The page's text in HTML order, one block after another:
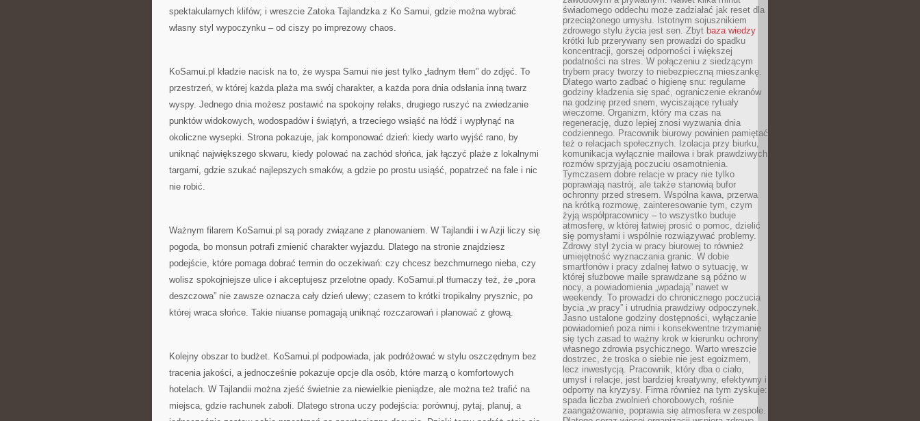
spektakularnych klifów; i wreszcie Zatoka Tajlandzka z Ko Samui, gdzie można wybrać
własny styl wypoczynku – od ciszy po imprezowy chaos.
KoSamui.pl kładzie nacisk na to, że wyspa Samui nie jest tylko „ładnym tłem” do zdjęć. To
przestrzeń, w której każda plaża ma swój charakter, a każda pora dnia odsłania inną twarz
wyspy. Jednego dnia możesz postawić na spokojny relaks, drugiego ruszyć na zwiedzanie
punktów widokowych, wodospadów i świątyń, a trzeciego wsiąść na łódź i wypłynąć na
okoliczne wysepki. Strona pokazuje, jak komponować dzień: kiedy warto wyjść rano, by
uniknąć największego skwaru, kiedy polować na zachód słońca, jak łączyć plaże z lokalnymi
targami, gdzie szukać najlepszych smaków, a gdzie po prostu usiąść, popatrzeć na fale i nic
nie robić.
Ważnym filarem KoSamui.pl są porady związane z planowaniem. W Tajlandii i w Azji liczy się
pogoda, bo monsun potrafi zmienić charakter wyjazdu. Dlatego na stronie znajdziesz
podejście, które pomaga dobrać termin do oczekiwań: czy chcesz bezchmurnego nieba, czy
wolisz spokojniejsze ulice i akceptujesz przelotne opady. KoSamui.pl tłumaczy też, że „pora
deszczowa” nie zawsze oznacza cały dzień ulewy; czasem to krótki tropikalny prysznic, po
której wraca słońce. Takie niuanse pomagają uniknąć rozczarowań i planować z głową.
Kolejny obszar to budżet. KoSamui.pl podpowiada, jak podróżować w stylu oszczędnym bez
tracenia jakości, a jednocześnie pokazuje opcje dla osób, które marzą o komfortowych
hotelach. W Tajlandii można zjeść świetnie za niewielkie pieniądze, ale można też trafić na
miejsca, gdzie rachunek zaboli. Dlatego strona uczy podejścia: porównuj, pytaj, planuj, a
świadomego oddechu może zadziałać jak reset dla
przeciążonego umysłu. Istotnym sojusznikiem
zdrowego stylu życia jest sen. Zbyt baza wiedzy
krótki lub przerywany sen prowadzi do spadku
koncentracji, gorszej odporności i większej
podatności na stres. W połączeniu z siedzącym
trybem pracy tworzy to niebezpieczną mieszankę.
Dlatego warto zadbać o higienę snu: regularne
godziny kładzenia się spać, ograniczenie ekranów
na godzinę przed snem, wyciszające rytuały
wieczorne. Organizm, który ma czas na
regenerację, dużo lepiej znosi wyzwania dnia
codziennego. Pracownik biurowy powinien pamiętać
też o relacjach społecznych. Izolacja przy biurku,
komunikacja wyłącznie mailowa i brak prawdziwych
rozmów sprzyjają poczuciu osamotnienia.
Tymczasem dobre relacje w pracy nie tylko
poprawiają nastrój, ale także stanowią bufor
ochronny przed stresem. Wspólna kawa, przerwa
na krótką rozmowę, zainteresowanie tym, czym
żyją współpracownicy – to wszystko buduje
atmosferę, w której łatwiej prosić o pomoc, dzielić
się pomysłami i wspólnie rozwiązywać problemy.
Zdrowy styl życia w pracy biurowej to również
umiejętność wyznaczania granic. W dobie
smartfonów i pracy zdalnej łatwo o sytuację, w
której służbowe maile sprawdzane są późno w
nocy, a powiadomienia „wpadają” nawet w
weekendy. To prowadzi do chronicznego poczucia
bycia „w pracy” i utrudnia prawdziwy odpoczynek.
Jasno ustalone godziny dostępności, wyłączanie
powiadomień poza nimi i konsekwentne trzymanie
się tych zasad to ważny krok w kierunku ochrony
własnego zdrowia psychicznego. Warto wreszcie
dostrzec, że troska o siebie nie jest egoizmem,
lecz inwestycją. Pracownik, który dba o ciało,
umysł i relacje, jest bardziej kreatywny, efektywny i
odporny na kryzysy. Firma również na tym zyskuje:
spada liczba zwolnień chorobowych, rośnie
zaangażowanie, poprawia się atmosfera w zespole.